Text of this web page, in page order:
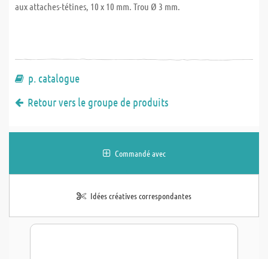
aux attaches-tétines, 10 x 10 mm. Trou Ø 3 mm.
p. catalogue
Retour vers le groupe de produits
Commandé avec
Idées créatives correspondantes